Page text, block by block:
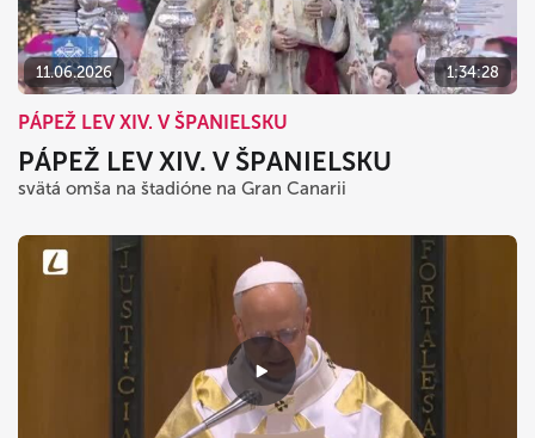
11.06.2026 1:34:28
PÁPEŽ LEV XIV. V ŠPANIELSKU
PÁPEŽ LEV XIV. V ŠPANIELSKU
svätá omša na štadióne na Gran Canarii